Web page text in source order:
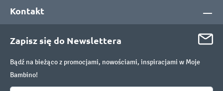
Kontakt
Zapisz się do Newslettera
Bądź na bieżąco z promocjami, nowościami, inspiracjami w Moje
Bambino!